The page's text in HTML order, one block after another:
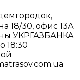
18/30, офис 13А
УКРГАЗБАНКА
18:30